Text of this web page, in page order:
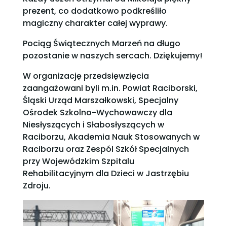
prezent, co dodatkowo podkreśliło
magiczny charakter całej wyprawy.
Pociąg Świątecznych Marzeń na długo
pozostanie w naszych sercach. Dziękujemy!
W organizację przedsięwzięcia
zaangażowani byli m.in. Powiat Raciborski,
Śląski Urząd Marszałkowski, Specjalny
Ośrodek Szkolno-Wychowawczy dla
Niesłyszących i Słabosłyszących w
Raciborzu, Akademia Nauk Stosowanych w
Raciborzu oraz Zespól Szkół Specjalnych
przy Wojewódzkim Szpitalu
Rehabilitacyjnym dla Dzieci w Jastrzębiu
Zdroju.